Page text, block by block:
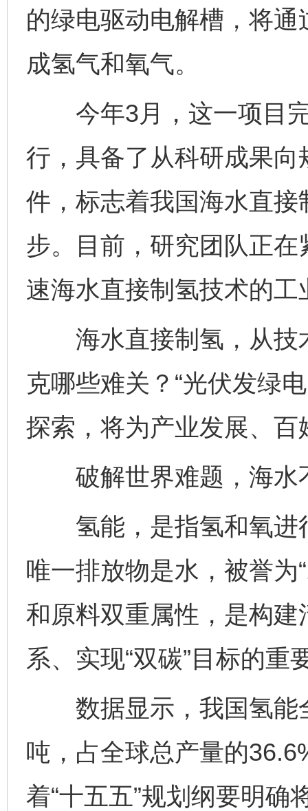
的绿电驱动电解槽，将
成氢气和氧气。
今年3月，这一项目完
行，具备了从科研成果
件，标志着我国海水直
步。目前，研究团队正
速海水直接制氢技术的工
海水直接制氢，从技
克哪些难关？“光伏发绿
探索，将为产业发展、
破解世界难题，海水
氢能，是指氢和氧进
唯一排放物是水，被誉为
和原料双重属性，是构
系、实现“双碳”目标的重
数据显示，我国氢能
吨，占全球总产量的
着“十五五”规划纲要明